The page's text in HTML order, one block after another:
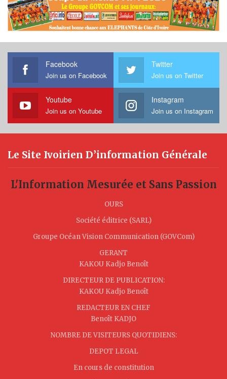
Facebook
Join us on Facebook
Twitter
Join us on Twitter
Youtube
Join us on Youtube
Instagram
Join us on Instagram
Le Site Ivoirien D’information Générale
L'Information Mesurée et Sans Passion
OURS
Société éditrice (SARL)
Groupe Océan Vision Communication (GOVCom)
GERANT
KAKOU Kadjo Benoît
DIRECTEUR DE PUBLICATION:
KAKOU Kadjo Benoît
REDACTEUR EN CHEF
Benoît KADJO
NOMBRE DE VISITEURS QUOTIDIENS:
DEPOT LEGAL
En cours de constitution